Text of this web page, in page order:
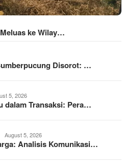
ke Wilay…
Disorot: …
5, 2026
dalam Transaksi: Pera…
August 5, 2026
Analisis Komunikasi…